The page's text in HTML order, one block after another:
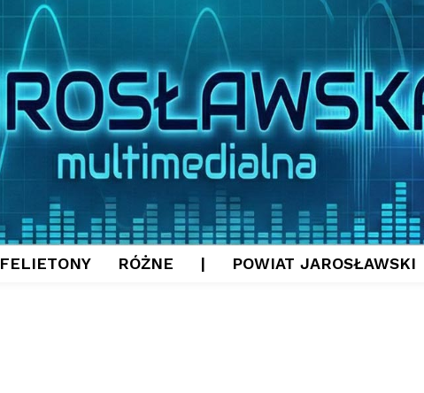
FELIETONY RÓŻNE | POWIAT JAROSŁAWSKI